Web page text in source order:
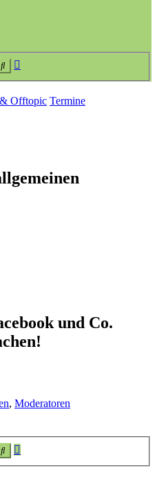
Suche
Offtopic Termine
und Co.
, Moderatoren
SucheErweiterte
Suche